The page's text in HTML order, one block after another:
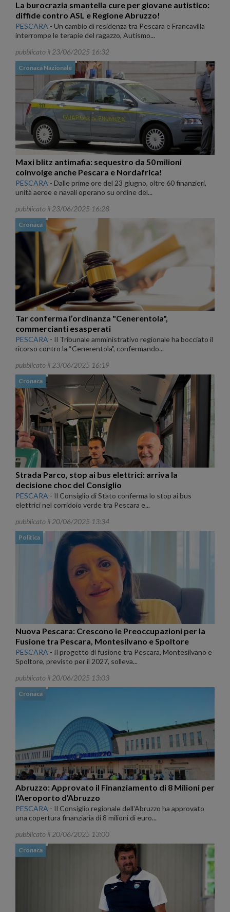
La burocrazia smantella cure per giovane autistico:
diffide contro ASL e Regione Abruzzo!
PESCARA - Un cambio di residenza tra Pescara e Francavilla
interrompe le terapie del ragazzo, Autismo...
pubblicato il 23/06/2025 16:32
Cronaca Nazionale
Maxi blitz antimafia: sequestro da 50 milioni
coinvolge anche Pescara e Nordafrica!
PESCARA - Dalle prime ore del 23 giugno, oltre 60 finanzieri,
unità aeree e navali operano su ordine del...
pubblicato il 23/06/2025 16:28
Cronaca
Tar conferma l’ordinanza "Cenerentola",
commercianti esasperati
PESCARA - Il Tribunale amministrativo regionale ha bocciato il
ricorso contro la “Cenerentola”, confermando...
pubblicato il 23/06/2025 16:19
Cronaca
Strada Parco, stop ai bus elettrici: arriva la
decisione choc del Consiglio
PESCARA - Il Consiglio di Stato conferma lo stop ai bus
elettrici nel corridoio verde tra Pescara e...
pubblicato il 20/06/2025 13:34
Politica
Nuova Pescara: Crescono le Preoccupazioni per la
Fusione tra Pescara, Montesilvano e Spoltore
PESCARA - Il progetto di fusione tra Pescara, Montesilvano e
Spoltore, previsto per il 2027, solleva...
pubblicato il 20/06/2025 13:03
Cronaca
Abruzzo: Approvato il Finanziamento di 8 Milioni per
l'Aeroporto d'Abruzzo
PESCARA - Il Consiglio regionale dell'Abruzzo ha approvato
una copertura finanziaria di 8 milioni di euro...
pubblicato il 20/06/2025 13:00
Cronaca